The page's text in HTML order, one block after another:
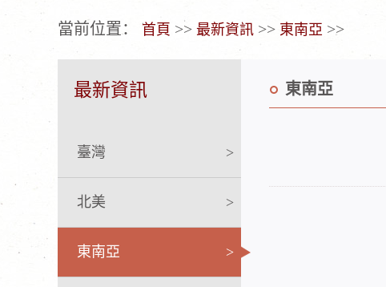
當前位置： 首頁 >> 最新資訊 >> 東南亞 >>
最新資訊
臺灣 >
北美 >
東南亞 >
東南亞